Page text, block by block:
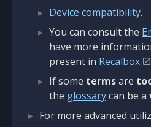
Device compatibility.
You can consult the
have more
present in Recalbox
If some termsare
the glossarycan be a
For more advanced